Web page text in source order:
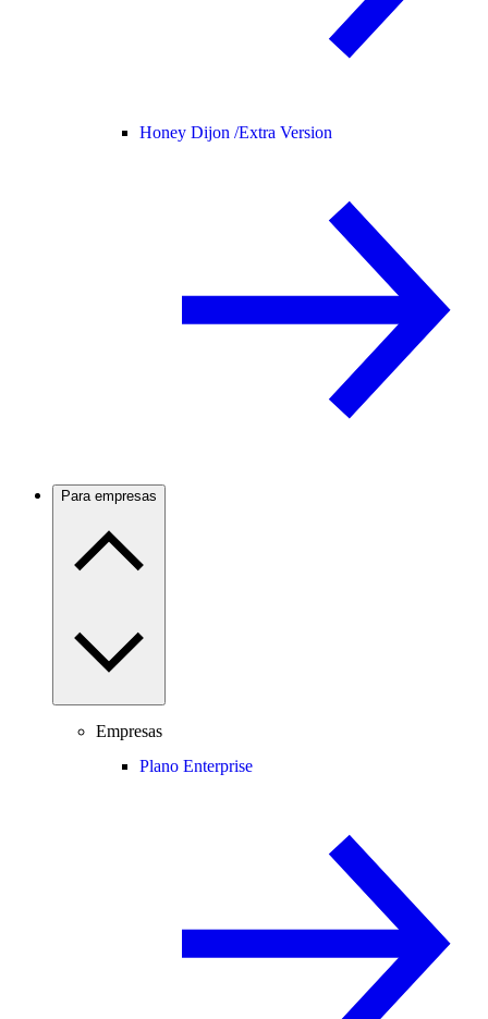
Honey Dijon /Extra Version
Para empresas
Empresas
Plano Enterprise